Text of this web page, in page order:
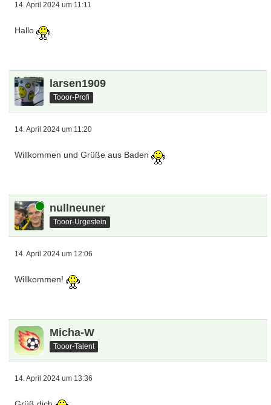
14. April 2024 um 11:11
Hallo
larsen1909
Tooor-Profi
14. April 2024 um 11:20
Willkommen und Grüße aus Baden
Online nullneuner
Tooor-Urgestein
14. April 2024 um 12:06
Willkommen!
Micha-W
Tooor-Talent
14. April 2024 um 13:36